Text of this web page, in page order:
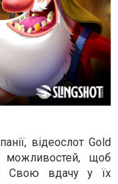
відеослот Gold
можливостей, щоб
Свою вдачу у їх